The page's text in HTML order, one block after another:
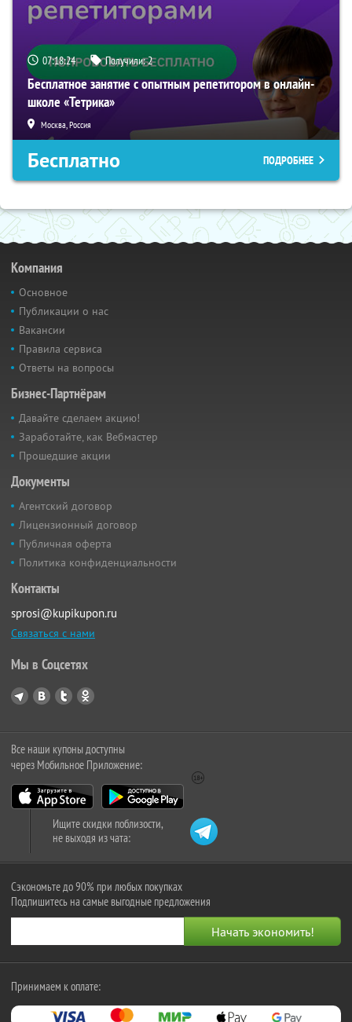
07:18:23 Получили:2
Бесплатное занятие с опытным репетитором в онлайн-
школе «Тетрика»
Москва, Россия
Бесплатно ПОДРОБНЕЕ
Компания
Основное
Публикации о нас
Вакансии
Правила сервиса
Ответы на вопросы
Бизнес-Партнёрам
Давайте сделаем акцию!
Заработайте, как Вебмастер
Прошедшие акции
Документы
Агентский договор
Лицензионный договор
Публичная оферта
Политика конфиденциальности
Контакты
sprosi@kupikupon.ru
Связаться с нами
Мы в Соцсетях
Все наши купоны доступны
через Мобильное Приложение:
Ищите скидки поблизости,
не выходя из чата:
Сэкономьте до 90% при любых покупках
Подпишитесь на самые выгодные предложения
Принимаем к оплате: